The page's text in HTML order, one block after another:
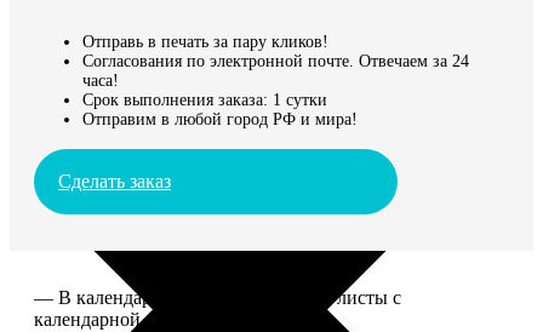
Отправь в печать за пару кликов!
Согласования по электронной почте. Отвечаем за 24
часа!
Срок выполнения заказа: 1 сутки
Отправим в любой город РФ и мира!
Сделать заказ
— В календаре 13 листов: обложка+листы с
календарной сеткой.